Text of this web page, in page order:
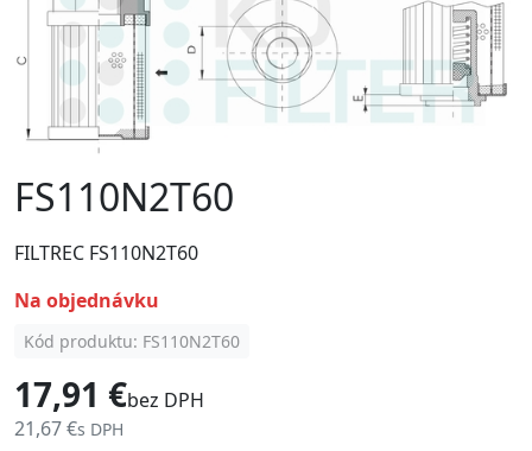
FS110N2T60
FILTREC FS110N2T60
na objednávku
Kód produktu: FS110N2T60
17,91 €bez DPH
21,67 €s DPH